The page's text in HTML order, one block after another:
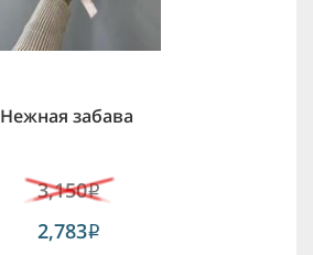
Нежная забава
3,150i
2,783i